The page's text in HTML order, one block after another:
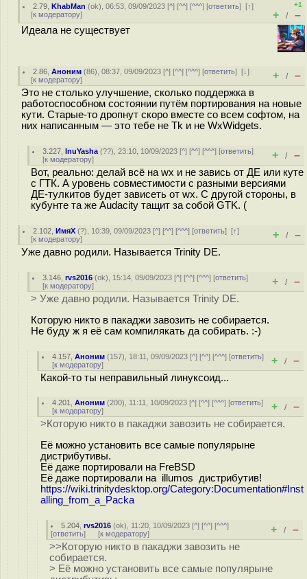
2.79 ,KhabMan (ok), 06:53, 09/09/2023 [^] [^^] [^^^] [ответить][↑]
[к модератору]
+1
+ / –
Идеала не существует
2.86 ,Аноним (86), 08:37, 09/09/2023 [^] [^^] [^^^] [ответить][↓]
[к модератору] + / –
Это не столько улучшение, сколько поддержка в
работоспособном состоянии путём портирования на новые
кути. Старые-то дропнут скоро вместе со всем софтом, на
них написанным — это тебе не Tk и не WxWidgets.
3.227 ,InuYasha (??), 23:10, 10/09/2023 [^] [^^] [^^^] [ответить]
[к модератору] + / –
Вот, реально: делай всё на wx и не завись от ДЕ или куте
с ГТК. А уровень совместимости с разными версиями
ДЕ-тулкитов будет зависеть от wx. С другой стороны, в
кубунте та же Audacity тащит за собой GTK. (
2.102 ,ИмяХ (?), 10:39, 09/09/2023 [^] [^^] [^^^] [ответить][↑]
[к модератору] + / –
Уже давно родили. Называется Trinity DE.
3.146 ,rvs2016 (ok), 15:14, 09/09/2023 [^] [^^] [^^^] [ответить]
[к модератору] + / –
> Уже давно родили. Называется Trinity DE.
Которую никто в пакаджи завозить не собирается.
Не буду ж я её сам компилякать да собирать. :-)
4.157 ,Аноним (157), 18:11, 09/09/2023 [^] [^^] [^^^] [ответить]
[к модератору] + / –
Какой-то ты неправильный линуксоид...
4.201 ,Аноним (200), 11:11, 10/09/2023 [^] [^^] [^^^] [ответить]
[к модератору] + / –
>Которую никто в пакаджи завозить не собирается.
Её можно установить все самые популярыне
дистрибутивы.
Её даже портировали на FreBSD
Её даже портировали на illumos дистрибутив!
https://wiki.trinitydesktop.org/Category:Documentation#Inst
alling_from_a_Packa
5.204 ,rvs2016 (ok), 11:20, 10/09/2023 [^] [^^] [^^^]
[ответить] [к модератору] + / –
>>Которую никто в пакаджи завозить не
собирается.
> Её можно установить все самые популярыне